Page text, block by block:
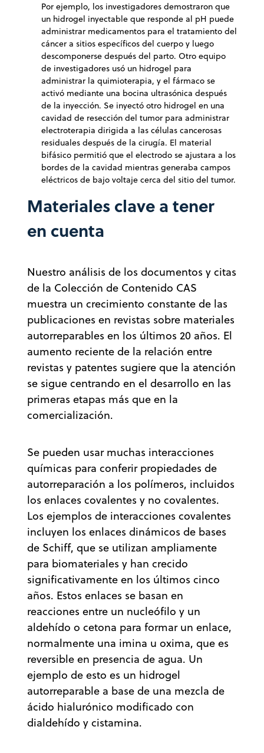
Por ejemplo, los investigadores demostraron que
un hidrogel inyectable que responde al pH puede
administrar medicamentos para el tratamiento del
cáncer a sitios específicos del cuerpo y luego
descomponerse después del parto. Otro equipo
de investigadores usó un hidrogel para
administrar la quimioterapia, y el fármaco se
activó mediante una bocina ultrasónica después
de la inyección. Se inyectó otro hidrogel en una
cavidad de resección del tumor para administrar
electroterapia dirigida a las células cancerosas
residuales después de la cirugía. El material
bifásico permitió que el electrodo se ajustara a los
bordes de la cavidad mientras generaba campos
eléctricos de bajo voltaje cerca del sitio del tumor.
Materiales clave a tener
en cuenta
Nuestro análisis de los documentos y citas
de la Colección de Contenido CAS
muestra un crecimiento constante de las
publicaciones en revistas sobre materiales
autorreparables en los últimos 20 años. El
aumento reciente de la relación entre
revistas y patentes sugiere que la atención
se sigue centrando en el desarrollo en las
primeras etapas más que en la
comercialización.
Se pueden usar muchas interacciones
químicas para conferir propiedades de
autorreparación a los polímeros, incluidos
los enlaces covalentes y no covalentes.
Los ejemplos de interacciones covalentes
incluyen los enlaces dinámicos de bases
de Schiff, que se utilizan ampliamente
para biomateriales y han crecido
significativamente en los últimos cinco
años. Estos enlaces se basan en
reacciones entre un nucleófilo y un
aldehído o cetona para formar un enlace,
normalmente una imina u oxima, que es
reversible en presencia de agua. Un
ejemplo de esto es un hidrogel
autorreparable a base de una mezcla de
ácido hialurónico modificado con
dialdehído y cistamina.